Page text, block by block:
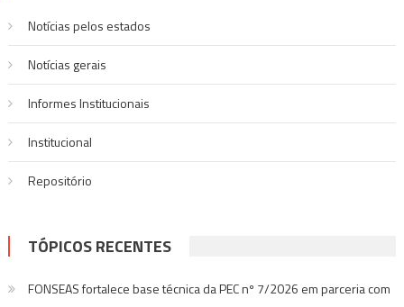
Notícias pelos estados
Notí­cias gerais
Informes Institucionais
Institucional
Repositório
TÓPICOS RECENTES
FONSEAS fortalece base técnica da PEC nº 7/2026 em parceria com